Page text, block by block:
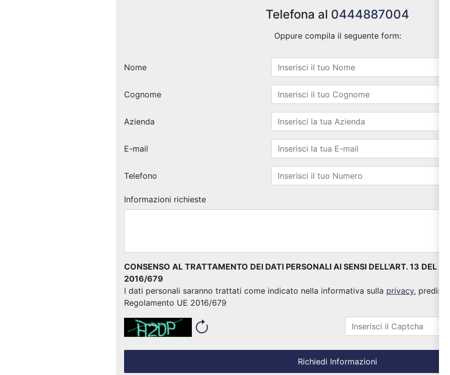
Telefona al 0444887004
Oppure compila il seguente form:
Nome
Cognome
Azienda
E-mail
Telefono
Informazioni richieste
CONSENSO AL TRATTAMENTO DEI DATI PERSONALI AI SENSI DELL'ART. 13 DEL
2016/679
I dati personali saranno trattati come indicato nella informativa sulla privacy,
Regolamento UE 2016/679
Richiedi Informazioni